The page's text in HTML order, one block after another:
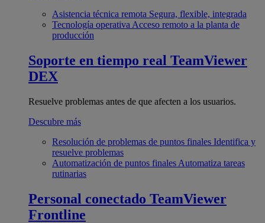
Asistencia técnica remota Segura, flexible, integrada
Tecnología operativa Acceso remoto a la planta de
producción
Soporte en tiempo real TeamViewer
DEX
Resuelve problemas antes de que afecten a los usuarios.
Descubre más
Resolución de problemas de puntos finales Identifica y
resuelve problemas
Automatización de puntos finales Automatiza tareas
rutinarias
Personal conectado TeamViewer
Frontline